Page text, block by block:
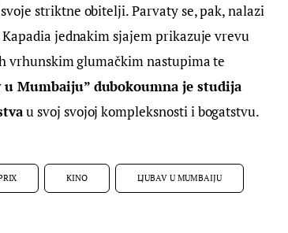
striktne obitelji. Parvaty se, pak, nalazi
jednakim sjajem prikazuje vrevu
vrhunskim glumačkim nastupima te
u Mumbaiju” dubokoumna je studija
u svoj svojoj kompleksnosti i bogatstvu.
KINO LJUBAV U MUMBAIJU